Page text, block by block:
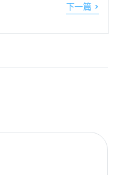
下一篇 >